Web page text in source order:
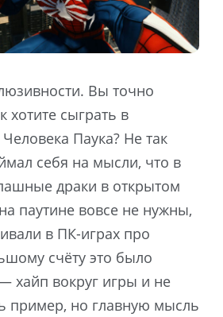
Вы точно
хотите сыграть в
Человека Паука? Не так
себя на мысли, что в
драки в открытом
паутине вовсе не нужны,
в ПК-играх про
счёту это было
хайп вокруг игры и не
пример, но главную мысль